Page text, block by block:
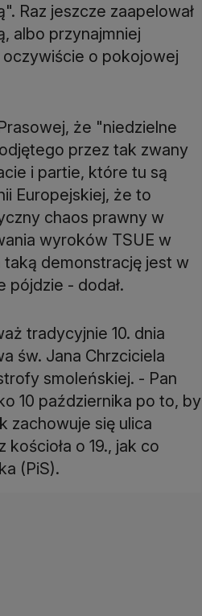
Raz jeszcze zaapelował
albo przynajmniej
o pokojowej
że "niedzielne
przez tak zwany
i partie, które tu są
Europejskiej, że to
chaos prawny w
wyroków TSUE w
taką demonstrację jest w
pójdzie - dodał.
tradycyjnie 10. dnia
św. Jana Chrzciciela
smoleńskiej. - Pan
10 października po to, by
zachowuje się ulica
o 19., jak co
(PiS).